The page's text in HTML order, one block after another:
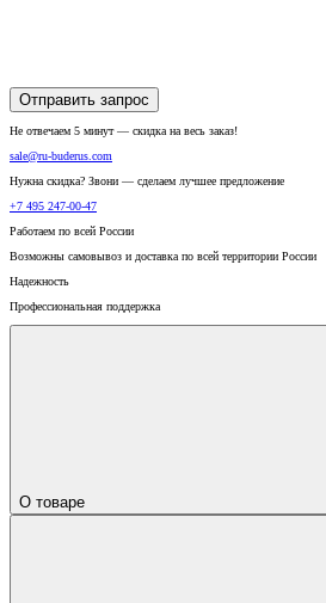
Отправить запрос
Не отвечаем 5 минут — скидка на весь заказ!
sale@ru-buderus.com
Нужна скидка? Звони — сделаем лучшее предложение
+7 495 247-00-47
Работаем по всей России
Возможны самовывоз и доставка по всей территории России
Надежность
Профессиональная поддержка
О товаре